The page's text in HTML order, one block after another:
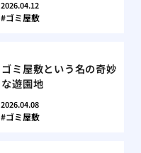
2026.04.12
ゴミ屋敷
ゴミ屋敷という名の奇妙
な遊園地
2026.04.08
ゴミ屋敷